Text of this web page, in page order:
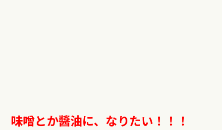
味噌とか醬油に、なりたい！！！